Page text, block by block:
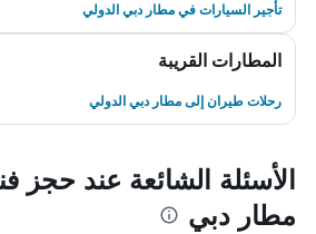
تأجير السيارات في مطار دبي الدولي
المطارات القريبة
رحلات طيران إلى مطار دبي الدولي
الأسئلة الشائعة عند حجز
مطار دبي